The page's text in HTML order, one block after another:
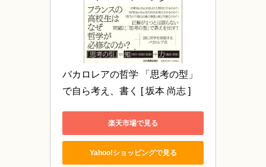
バカロレアの哲学 「思考の型」
で自ら考え、書く [ 坂本 尚志 ]
楽天市場で見る
Yahoo!ショッピングで見る